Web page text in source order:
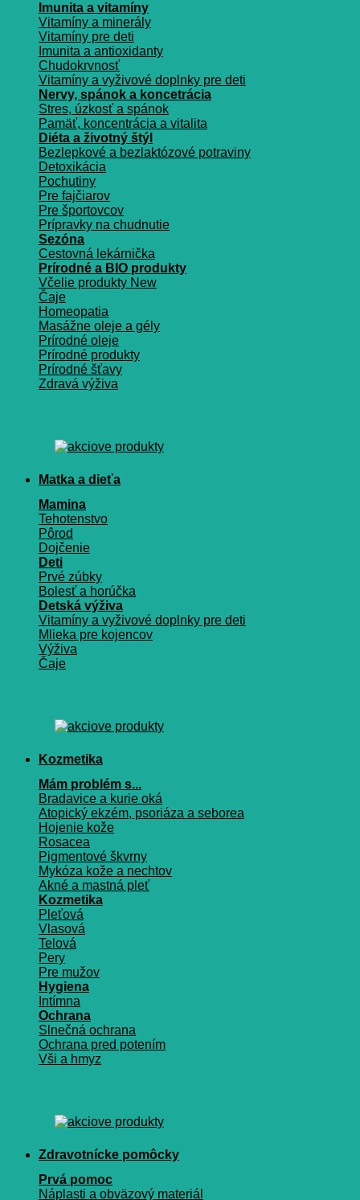
Imunita a vitamíny
Vitamíny a minerály
Vitamíny pre deti
Imunita a antioxidanty
Chudokrvnosť
Vitamíny a vyživové doplnky pre deti
Nervy, spánok a koncetrácia
Stres, úzkosť a spánok
Pamäť, koncentrácia a vitalita
Diéta a životný štýl
Bezlepkové a bezlaktózové potraviny
Detoxikácia
Pochutiny
Pre fajčiarov
Pre športovcov
Prípravky na chudnutie
Sezóna
Cestovná lekárnička
Prírodné a BIO produkty
Včelie produkty
Čaje
Homeopatia
Masážne oleje a gély
Prírodné oleje
Prírodné produkty
Prírodné šťavy
Zdravá výživa
Matka a dieťa
Mamina
Tehotenstvo
Pôrod
Dojčenie
Deti
Prvé zúbky
Bolesť a horúčka
Detská výživa
Vitamíny a vyživové doplnky pre deti
Mlieka pre kojencov
Výživa
Čaje
Kozmetika
Mám problém s...
Bradavice a kurie oká
Atopický ekzém, psoriáza a seborea
Hojenie kože
Rosacea
Pigmentové škvrny
Mykóza kože a nechtov
Akné a mastná pleť
Kozmetika
Pleťová
Vlasová
Telová
Pery
Pre mužov
Hygiena
Intímna
Ochrana
Slnečná ochrana
Ochrana pred potením
Vši a hmyz
Zdravotnícke pomôcky
Prvá pomoc
Náplasti a obväzový materiál